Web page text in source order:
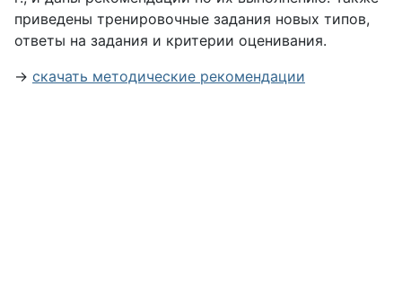
приведены тренировочные задания новых типов,
ответы на задания и критерии оценивания.
→ скачать методические рекомендации